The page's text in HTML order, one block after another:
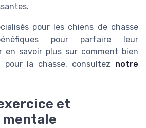
pour les chiens de chasse
pour parfaire leur
en savoir plus sur comment bien
pour la chasse, consultez notre
et